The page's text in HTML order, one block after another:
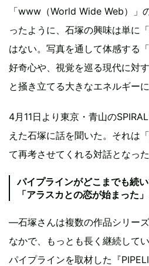
「www（World Wide Web）」
ったように、石塚の興味は単に
はない。写真を通して体感する
好奇心や、視覚を巡る現代に対
と掻き立てる大きなエネルギーに
4月11日より東京・青山の
えた石塚に話を聞いた。それは
て再考させてくれる対話となった
パイプラインがどこまでも続
「アラスカとの恋が始まった」
―石塚さんは複数の作品シリー
なかで、もっとも長く継続して
パイプラインを取材した『